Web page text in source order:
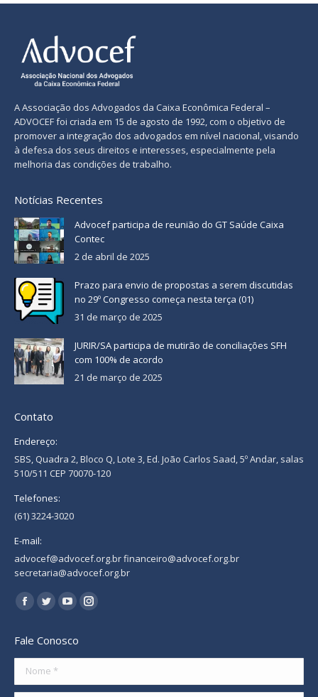
A Associação dos Advogados da Caixa Econômica Federal –
ADVOCEF foi criada em 15 de agosto de 1992, com o objetivo de
promover a integração dos advogados em nível nacional, visando
à defesa dos seus direitos e interesses, especialmente pela
melhoria das condições de trabalho.
Notícias Recentes
Advocef participa de reunião do GT Saúde Caixa
Contec
2 de abril de 2025
Prazo para envio de propostas a serem discutidas
no 29º Congresso começa nesta terça (01)
31 de março de 2025
JURIR/SA participa de mutirão de conciliações SFH
com 100% de acordo
21 de março de 2025
Contato
Endereço:
SBS, Quadra 2, Bloco Q, Lote 3, Ed. João Carlos Saad, 5º Andar, salas
510/511 CEP 70070-120
Telefones:
(61) 3224-3020
E-mail:
advocef@advocef.org.br financeiro@advocef.org.br
secretaria@advocef.org.br
Encontre-nos em:
Facebook
opens
new
Twitter
opens
new
YouTube
opens
new
Instagram
new
Fale Conosco
Nome *